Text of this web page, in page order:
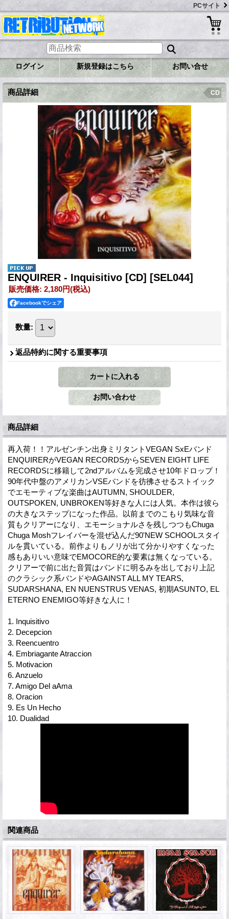
PCサイト
ログイン 新規登録はこちら お問い合せ
商品詳細 CD
ENQUIRER - Inquisitivo [CD] [SEL044]
販売価格: 2,180円(税込)
Facebookでシェア
数量:
返品特約に関する重要事項
商品詳細
再入荷！！アルゼンチン出身ミリタントVEGAN SxEバンド
ENQUIRERがVEGAN RECORDSからSEVEN EIGHT LIFE
RECORDSに移籍して2ndアルバムを完成させ10年ドロップ！
90年代中盤のアメリカンVSEバンドを彷彿させるストイック
でエモーティブな楽曲はAUTUMN, SHOULDER,
OUTSPOKEN, UNBROKEN等好きな人には人気。本作は彼ら
の大きなステップになった作品。以前までのこもり気味な音
質もクリアーになり、エモーショナルさを残しつつもChuga
Chuga Moshフレイバーを混ぜ込んだ90'NEW SCHOOLスタイ
ルを貫いている。前作よりもノリが出て分かりやすくなった
感もありいい意味でEMOCORE的な要素は無くなっている。
クリアーで前に出た音質はバンドに明るみを出しており上記
のクラシック系バンドやAGAINST ALL MY TEARS,
SUDARSHANA, EN NUENSTRUS VENAS, 初期ASUNTO, EL
ETERNO ENEMIGO等好きな人に！
1. Inquisitivo
2. Decepcion
3. Reencuentro
4. Embriagante Atraccion
5. Motivacion
6. Anzuelo
7. Amigo Del aAma
8. Oracion
9. Es Un Hecho
10. Dualidad
関連商品